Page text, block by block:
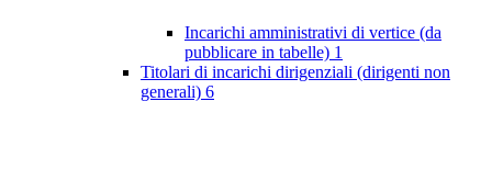
Incarichi amministrativi di vertice (da
pubblicare in tabelle) 1
Titolari di incarichi dirigenziali (dirigenti non
generali) 6